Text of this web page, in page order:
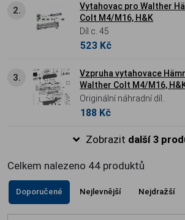
2.
Vytahovac pro Walther
Colt M4/M16, H&K
Díl c. 45
523 Kč
3.
Vzpruha vytahovace
Walther Colt M4/M16,
Originální náhradní díl.
188 Kč
Zobrazit další 3
Celkem nalezeno 44 produktů
Doporučené Nejlevnější Nejdražší